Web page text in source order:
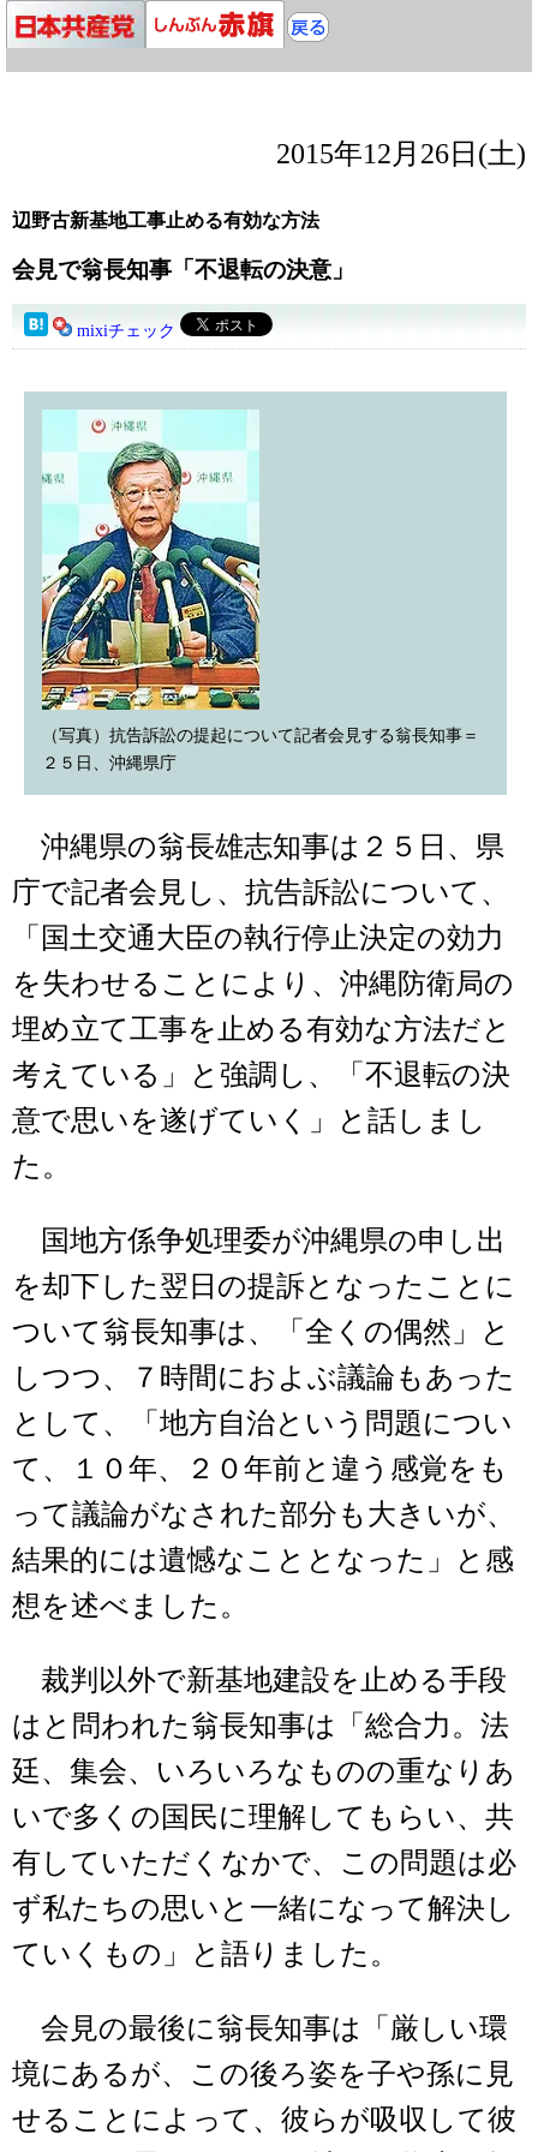
2015年12月26日(土)
辺野古新基地工事止める有効な方法
会見で翁長知事「不退転の決意」
mixiチェック
（写真）抗告訴訟の提起について記者会見する翁長知事＝
２５日、沖縄県庁
沖縄県の翁長雄志知事は２５日、県
庁で記者会見し、抗告訴訟について、
「国土交通大臣の執行停止決定の効力
を失わせることにより、沖縄防衛局の
埋め立て工事を止める有効な方法だと
考えている」と強調し、「不退転の決
意で思いを遂げていく」と話しまし
た。
国地方係争処理委が沖縄県の申し出
を却下した翌日の提訴となったことに
ついて翁長知事は、「全くの偶然」と
しつつ、７時間におよぶ議論もあった
として、「地方自治という問題につい
て、１０年、２０年前と違う感覚をも
って議論がなされた部分も大きいが、
結果的には遺憾なこととなった」と感
想を述べました。
裁判以外で新基地建設を止める手段
はと問われた翁長知事は「総合力。法
廷、集会、いろいろなものの重なりあ
いで多くの国民に理解してもらい、共
有していただくなかで、この問題は必
ず私たちの思いと一緒になって解決し
ていくもの」と語りました。
会見の最後に翁長知事は「厳しい環
境にあるが、この後ろ姿を子や孫に見
せることによって、彼らが吸収して彼